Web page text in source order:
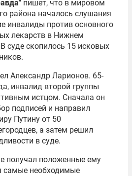
пишет, что в мировом
района началось слушания
инвалиды против основного
лекарств в Нижнем
суде скопилось 15 исковых
Александр Ларионов. 65-
инвалид второй группы
истцом. Сначала он
подписей и направил
Путину от 50
а затем решил
в суде.
получал положенные ему
самые необходимые